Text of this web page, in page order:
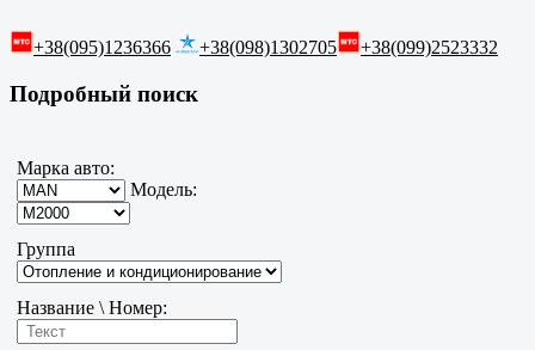
+38(095)1236366 +38(098)1302705 +38(099)2523332
Подробный поиск
Марка авто:
Модель:
Группа
Название \ Номер: